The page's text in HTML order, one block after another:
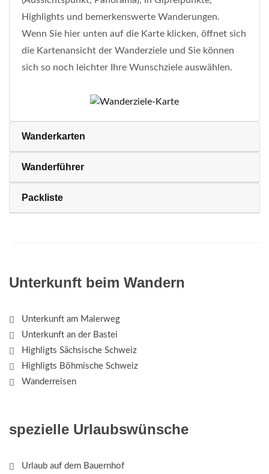
Highlights und bemerkenswerte Wanderungen.
Wenn Sie hier unten auf die Karte klicken, öffnet sich
die Kartenansicht der Wanderziele und Sie können
sich so noch leichter Ihre Wunschziele auswählen.
Wanderkarten
Wanderführer
Packliste
Unterkunft beim Wandern
Unterkunft am Malerweg
Unterkunft an der Bastei
Highligts Sächsische Schweiz
Highligts Böhmische Schweiz
Wanderreisen
spezielle Urlaubswünsche
Urlaub auf dem Bauernhof